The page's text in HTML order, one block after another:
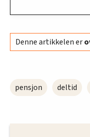
Denne artikkelen er
pensjon deltid